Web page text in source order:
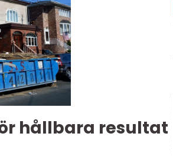
hållbara resultat